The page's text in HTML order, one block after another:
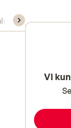
Skidskola
Vi